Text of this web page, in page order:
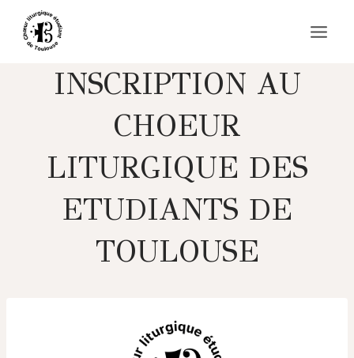
Aller
contenu
INSCRIPTION AU
CHOEUR
LITURGIQUE DES
ETUDIANTS DE
TOULOUSE